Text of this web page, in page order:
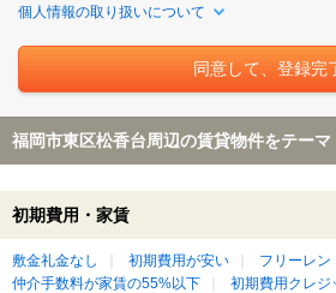
個人情報の取り扱いについて
福岡市東区松香台周辺の賃貸物件をテー
初期費用・家賃
敷金礼金なし 初期費用が安い フリーレン
仲介手数料が家賃の55%以下
初期費用クレジ